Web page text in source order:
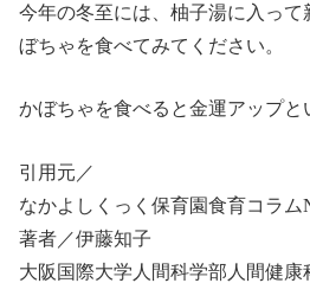
今年の冬至には、柚子湯に入っ
ぼちゃを食べてみてください。
かぼちゃを食べると金運アップと
引用元／
なかよしくっく保育園食育コラ
著者／伊藤知子
大阪国際大学人間科学部人間健康